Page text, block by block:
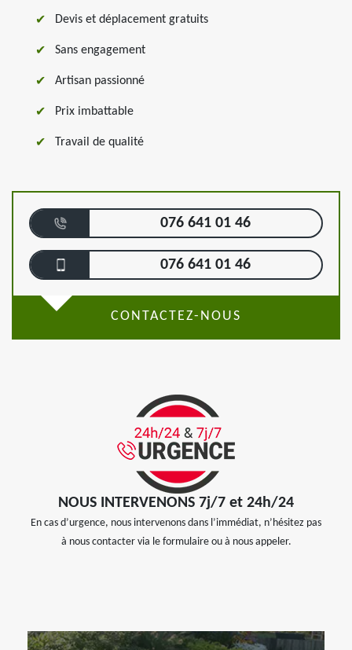
Devis et déplacement gratuits
Sans engagement
Artisan passionné
Prix imbattable
Travail de qualité
076 641 01 46
076 641 01 46
CONTACTEZ-NOUS
NOUS INTERVENONS 7j/7 et 24h/24
En cas d’urgence, nous intervenons dans l’immédiat, n’hésitez pas
à nous contacter via le formulaire ou à nous appeler.